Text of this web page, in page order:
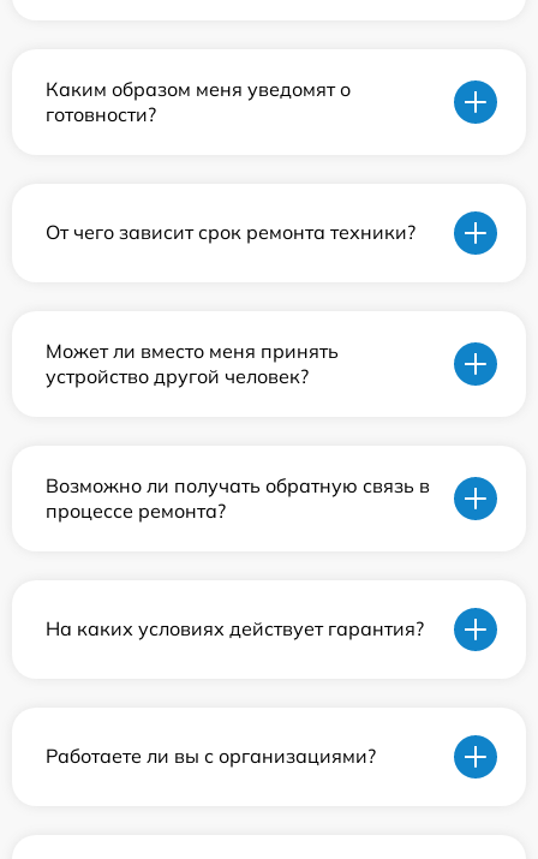
Каким образом меня уведомят о
готовности?
От чего зависит срок ремонта техники?
Может ли вместо меня принять
устройство другой человек?
Возможно ли получать обратную связь в
процессе ремонта?
На каких условиях действует гарантия?
Работаете ли вы с организациями?